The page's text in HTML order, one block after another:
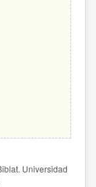
Universidad